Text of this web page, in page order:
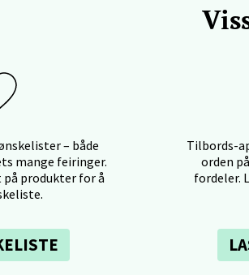
– både
mange feiringer.
produkter for å
Tilbords-
orden
fordeler.
Ålesund - Thon
0 i butikk